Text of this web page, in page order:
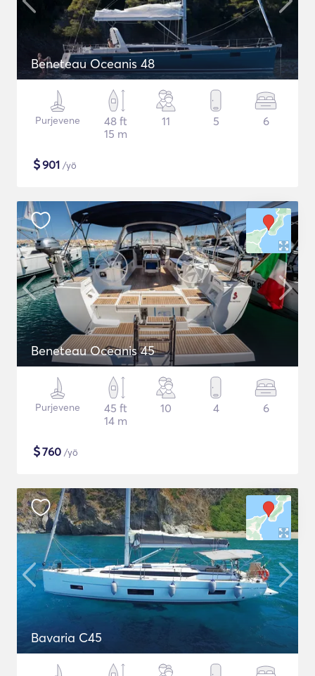
Beneteau Oceanis 48
Purjevene
48 ft
15 m
11 5 6
$901 /yö
Beneteau Oceanis 45
Purjevene
45 ft
14 m
10 4 6
$760 /yö
Bavaria C45